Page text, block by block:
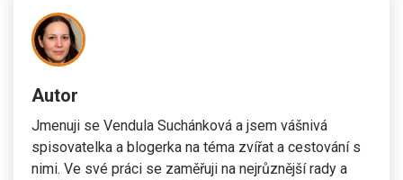
Autor
Jmenuji se Vendula Suchánková a jsem vášnivá
spisovatelka a blogerka na téma zvířat a cestování s
nimi. Ve své práci se zaměřuji na nejrůznější rady a